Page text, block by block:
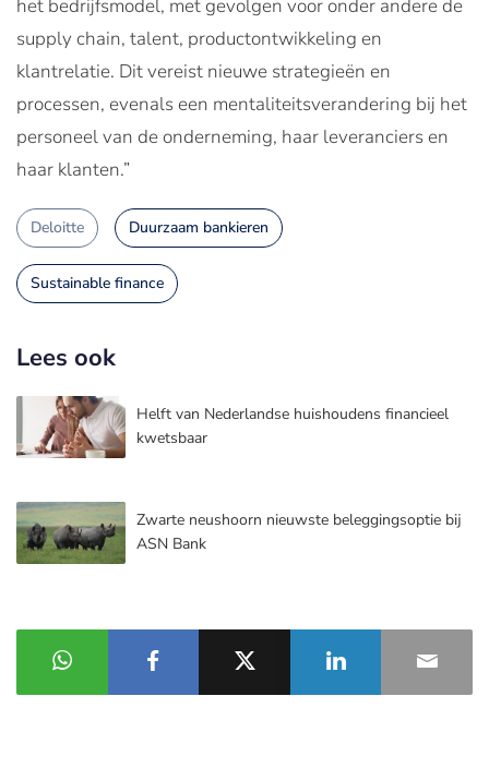
het bedrijfsmodel, met gevolgen voor onder andere de
supply chain, talent, productontwikkeling en
klantrelatie. Dit vereist nieuwe strategieën en
processen, evenals een mentaliteitsverandering bij het
personeel van de onderneming, haar leveranciers en
haar klanten.”
Deloitte Duurzaam bankieren
Sustainable finance
Lees ook
Helft van Nederlandse huishoudens financieel
kwetsbaar
Zwarte neushoorn nieuwste beleggingsoptie bij
ASN Bank